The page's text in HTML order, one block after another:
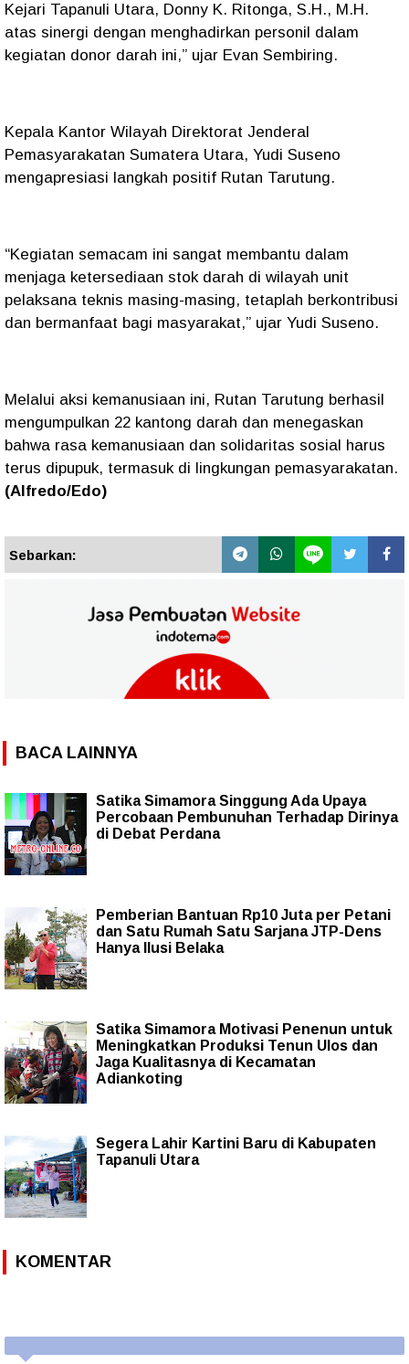
Kejari Tapanuli Utara, Donny K. Ritonga, S.H., M.H.
atas sinergi dengan menghadirkan personil dalam
kegiatan donor darah ini,” ujar Evan Sembiring.
Kepala Kantor Wilayah Direktorat Jenderal
Pemasyarakatan Sumatera Utara, Yudi Suseno
mengapresiasi langkah positif Rutan Tarutung.
“Kegiatan semacam ini sangat membantu dalam
menjaga ketersediaan stok darah di wilayah unit
pelaksana teknis masing-masing, tetaplah berkontribusi
dan bermanfaat bagi masyarakat,” ujar Yudi Suseno.
Melalui aksi kemanusiaan ini, Rutan Tarutung berhasil
mengumpulkan 22 kantong darah dan menegaskan
bahwa rasa kemanusiaan dan solidaritas sosial harus
terus dipupuk, termasuk di lingkungan pemasyarakatan.
(Alfredo/Edo)
Sebarkan:
BACA LAINNYA
Satika Simamora Singgung Ada Upaya
Percobaan Pembunuhan Terhadap Dirinya
di Debat Perdana
Pemberian Bantuan Rp10 Juta per Petani
dan Satu Rumah Satu Sarjana JTP-Dens
Hanya Ilusi Belaka
Satika Simamora Motivasi Penenun untuk
Meningkatkan Produksi Tenun Ulos dan
Jaga Kualitasnya di Kecamatan
Adiankoting
Segera Lahir Kartini Baru di Kabupaten
Tapanuli Utara
KOMENTAR